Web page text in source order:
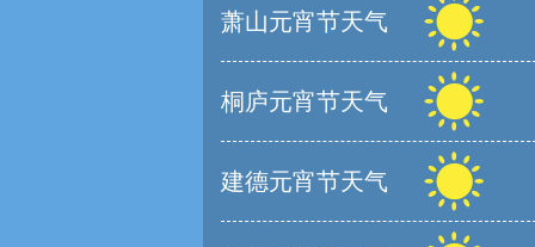
萧山元宵节天气
桐庐元宵节天气
建德元宵节天气